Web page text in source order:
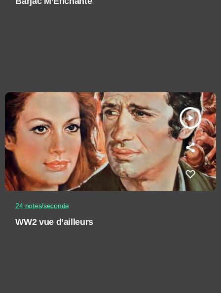
play_arrow
24 notes/seconde
WW2 vue d’ailleurs